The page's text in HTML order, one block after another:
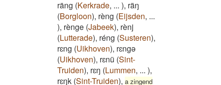
räng (Kerkrade, ... ), räŋ
(Borgloon), rèng (Eijsden, ...
), rènge (Jabeek), rènj
(Lutterade), réng (Susteren),
rɛng (Uikhoven), rɛngə
(Uikhoven), rɛnü (Sint-
Truiden), rɛŋ (Lummen, ... ),
rɛŋk (Sint-Truiden), a zingend